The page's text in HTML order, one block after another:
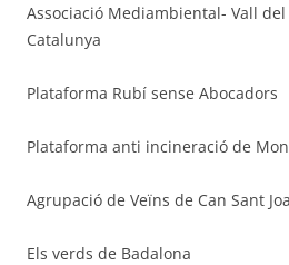
Associació Mediambiental- Vall
Catalunya
Plataforma Rubí sense Abocadors
Plataforma anti incineració de
Agrupació de Veïns de Can Sant
Els verds de Badalona